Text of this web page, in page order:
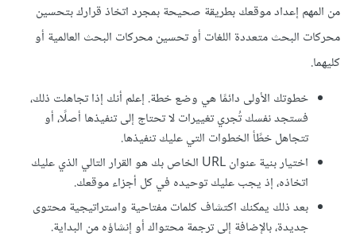
من المهم إعداد موقعك بطريقة صحيحة بمجرد اتخاذ قرارك بتحسين
محركات البحث متعددة اللغات أو تحسين محركات البحث العالمية أو
كليهما.
خطوتك الأولى دائمًا هي وضع خطة. إعلم أنك إذا تجاهلت ذلك،
فستجد نفسك تُجري تغييرات لا تحتاج إلى تنفيذها أصلًا، أو
تتجاهل خطًأ الخطوات التي عليك تنفيذها.
اختيار بنية عنوان URL الخاص بك هو القرار التالي الذي عليك
اتخاذه، إذ يجب عليك توحيده في كل أجزاء موقعك.
بعد ذلك يمكنك اكتشاف كلمات مفتاحية واستراتيجية محتوى
جديدة، بالإضافة إلى ترجمة محتواك أو إنشاؤه من البداية.